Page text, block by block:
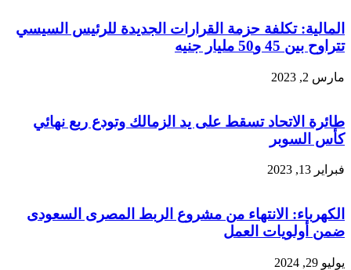
المالية: تكلفة حزمة القرارات الجديدة للرئيس السيسي
تتراوح بين 45 و50 مليار جنيه
مارس 2, 2023
طائرة الاتحاد تسقط على يد الزمالك وتودع ربع نهائي
كأس السوبر
فبراير 13, 2023
الكهرباء: الانتهاء من مشروع الربط المصرى السعودى
ضمن أولويات العمل
يوليو 29, 2024